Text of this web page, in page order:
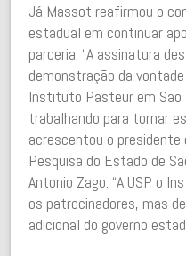
Já Massot reafirmou o
estadual em continuar
parceria. “A assinatura
demonstração da
Instituto Pasteur em São
trabalhando para tornar
acrescentou o presidente
Pesquisa do Estado de
Antonio Zago. “A USP, o
os patrocinadores, mas
adicional do governo